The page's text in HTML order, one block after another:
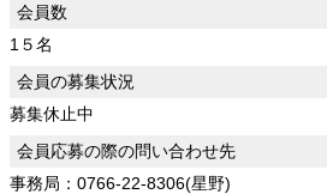
会員数
1５名
会員の募集状況
募集休止中
会員応募の際の問い合わせ先
事務局：0766-22-8306(星野)